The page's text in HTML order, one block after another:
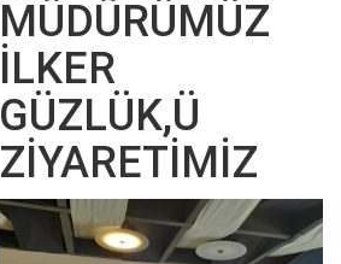
MÜDÜRÜMÜZ
İLKER
GÜZLÜK,Ü
ZİYARETİMİZ